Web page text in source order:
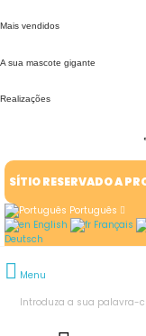
Mais vendidos
A sua mascote gigante
Realizações
SÍTIO RESERVADO A
Português
English
Français
Deutsch
Menu